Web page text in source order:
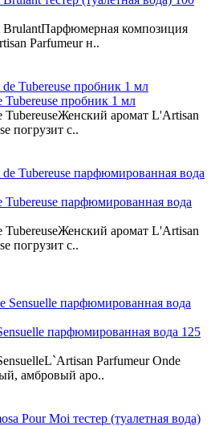
BrulantПарфюмерная композиция
Parfumeur н..
пробник 1 мл
аромат L'Artisan
погрузит с..
парфюмированная вода
аромат L'Artisan
погрузит с..
парфюмированная вода 125
Parfumeur Onde
амбровый аро..